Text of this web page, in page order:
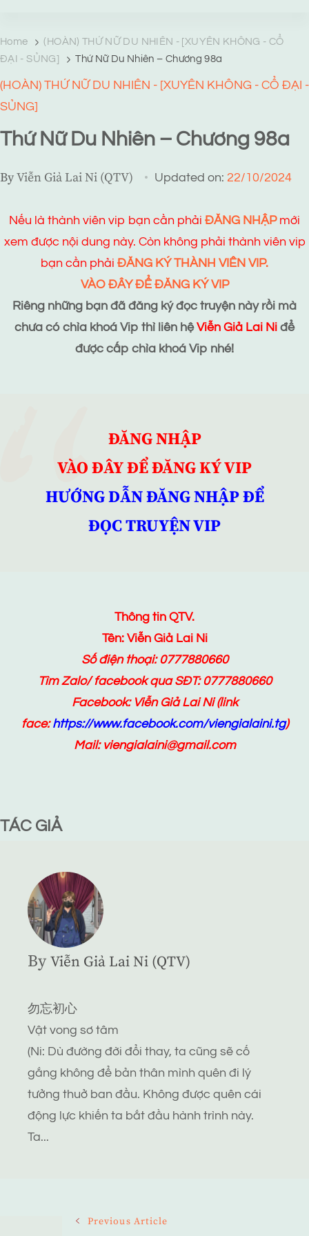
Home
(HOÀN) THỨ NỮ DU NHIÊN - [XUYÊN KHÔNG - CỔ
ĐẠI - SỦNG]
Thứ Nữ Du Nhiên – Chương 98a
(HOÀN) THỨ NỮ DU NHIÊN - [XUYÊN KHÔNG - CỔ ĐẠI -
SỦNG]
Thứ Nữ Du Nhiên – Chương 98a
ByViễn Giả Lai Ni (QTV) Updated on: 22/10/2024
Nếu là thành viên vip bạn cần phải ĐĂNG NHẬPmới
xem được nội dung này. Còn không phải thành viên vip
bạn cần phải ĐĂNG KÝ THÀNH VIÊN VIP.
VÀO ĐÂY ĐỂ ĐĂNG KÝ VIP
Riêng những bạn đã đăng ký đọc truyện này rồi mà
chưa có chìa khoá Vip thì liên hệViễn Giả Lai Ni để
được cấp chìa khoá Vip nhé!
ĐĂNG NHẬP
VÀO ĐÂY ĐỂ ĐĂNG KÝ VIP
HƯỚNG DẪN ĐĂNG NHẬP ĐỂ
ĐỌC TRUYỆN VIP
Thông tin QTV.
Tên: Viễn Giả Lai Ni
Số điện thoại: 0777880660
Tìm Zalo/ facebook qua SĐT: 0777880660
Facebook: Viễn Giả Lai Ni(link
face:https://www.facebook.com/viengialaini.tg)
Mail: viengialaini@gmail.com
TÁC GIẢ
By Viễn Giả Lai Ni (QTV)
勿忘初心
Vật vong sơ tâm
(Ni: Dù đường đời đổi thay, ta cũng sẽ cố
gắng không để bản thân mình quên đi lý
tưởng thuở ban đầu. Không được quên cái
động lực khiến ta bắt đầu hành trình này.
Ta...
Previous Article